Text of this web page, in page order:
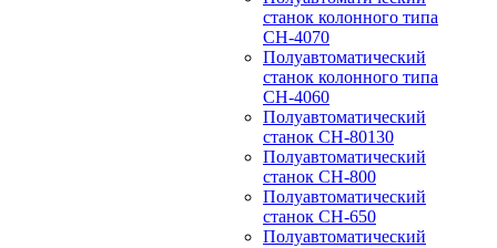
станок колонного типа
CH-4070
Полуавтоматический
станок колонного типа
CH-4060
Полуавтоматический
станок CH-80130
Полуавтоматический
станок CH-800
Полуавтоматический
станок CH-650
Полуавтоматический